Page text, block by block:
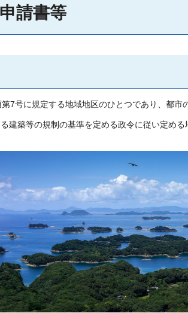
請書等
7号に規定する地域地区のひとつであり、都市
建築等の規制の基準を定める政令に従い定め